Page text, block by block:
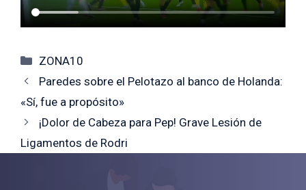
Categorías
ZONA10
Paredes sobre el Pelotazo al banco de Holanda:
«Sí, fue a propósito»
¡Dolor de Cabeza para Pep! Grave Lesión de
Ligamentos de Rodri